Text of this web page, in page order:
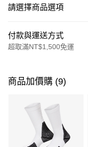
請選擇商品選項
付款與運送方式
超取滿NT$1,500免運
信用卡一次付款
3 期 0 利率 每期
合作金庫商業銀行
華南商業銀行
商品加價購 (9)